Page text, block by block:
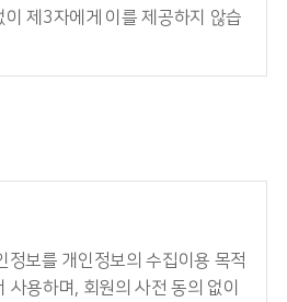
제3자에게 이를 제공하지 않습
정보를 개인정보의 수집이용 목적
사용하며, 회원의 사전 동의 없이